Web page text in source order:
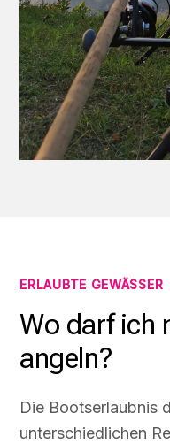
ERLAUBTE GEWÄSSER
Wo darf ich
angeln?
Die Bootserlaubnis
unterschiedlichen